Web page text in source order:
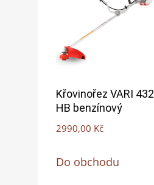
Křovinořez VARI 432
HB benzínový
2990,00 Kč
Do obchodu